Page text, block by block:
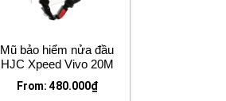
Mũ bảo hiểm nửa đầu
HJC Xpeed Vivo 20M
From: 480.000₫